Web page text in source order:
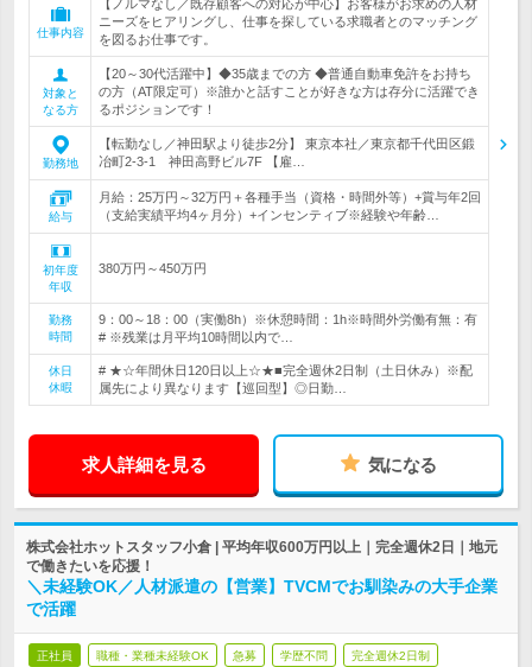
仕事内容
【ノルマなし／既存顧客への対応が中心】お客様がお求めの人材
ニーズをヒアリングし、仕事を探している求職者とのマッチング
を図るお仕事です。
対象と
なる方
【20～30代活躍中】◆35歳までの方 ◆普通自動車免許をお持ち
の方（AT限定可）※誰かと話すことが好きな方は存分に活躍でき
るポジションです！
勤務地
【転勤なし／神田駅より徒歩2分】 東京本社／東京都千代田区鍛
冶町2-3-1 神田高野ビル7F 【雇…
給与
月給：25万円～32万円＋各種手当（資格・時間外等）+賞与年2回
（支給実績平均4ヶ月分）+インセンティブ※経験や年齢…
初年度
年収
380万円～450万円
勤務
時間
9：00～18：00（実働8h）※休憩時間：1h※時間外労働有無：有
# ※残業は月平均10時間以内で…
休日
休暇
# ★☆年間休日120日以上☆★■完全週休2日制（土日休み）※配
属先により異なります【巡回型】◎日勤…
求人詳細を見る 気になる
株式会社ホットスタッフ小倉 | 平均年収600万円以上｜完全週休2日｜地元
で働きたいを応援！
＼未経験OK／人材派遣の【営業】TVCMでお馴染みの大手企業
で活躍
正社員 職種・業種未経験OK 急募 学歴不問 完全週休2日制